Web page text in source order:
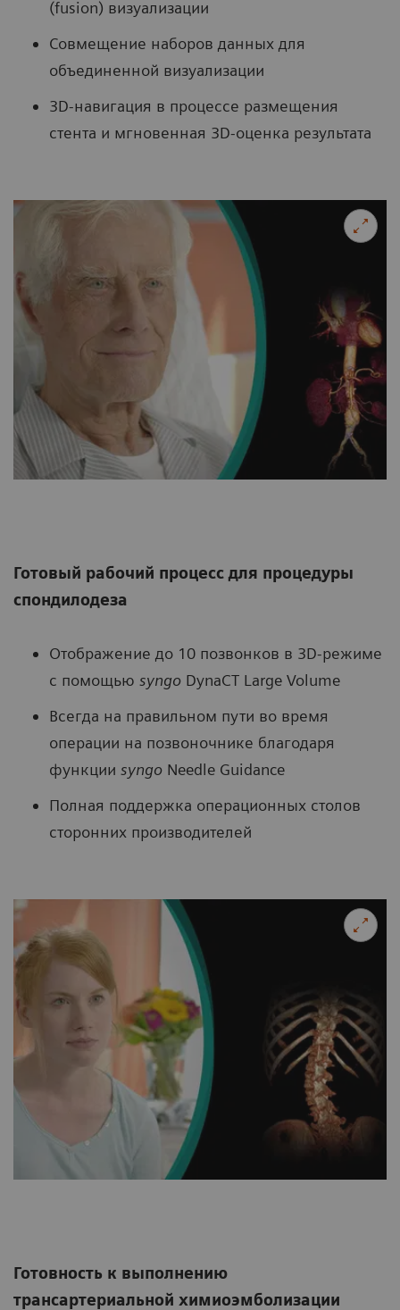
(fusion) визуализации
Совмещение наборов данных для
объединенной визуализации
3D-навигация в процессе размещения
стента и мгновенная 3D-оценка результата
Готовый рабочий процесс для процедуры
спондилодеза
Отображение до 10 позвонков в 3D-режиме
с помощью syngo DynaCT Large Volume
Всегда на правильном пути во время
операции на позвоночнике благодаря
функции syngo Needle Guidance
Полная поддержка операционных столов
сторонних производителей
Готовность к выполнению
трансартериальной химиоэмболизации